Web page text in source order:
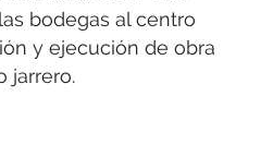
bodegas al centro
y ejecución de obra
jarrero.